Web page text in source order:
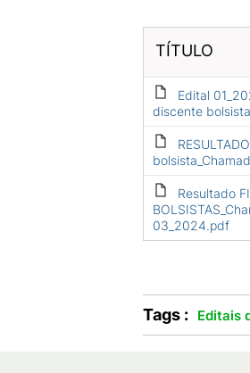
TÍTULO
Edital
discente
Resultado
03_2024.pdf
Tags : Editais